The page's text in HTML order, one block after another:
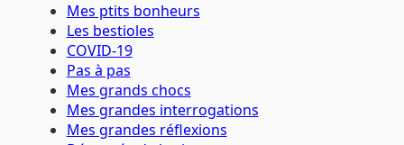
Mes ptits bonheurs
Les bestioles
COVID-19
Pas à pas
Mes grands chocs
Mes grandes interrogations
Mes grandes réflexions